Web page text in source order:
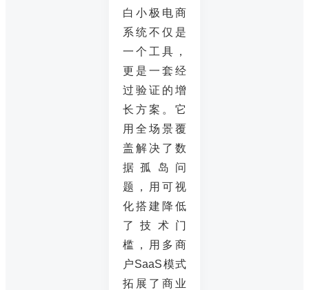
白小极电商
系统不仅是
一个工具，
更是一套经
过验证的增
长方案。它
用全场景覆
盖解决了数
据孤岛问
题，用可视
化搭建降低
了技术门
槛，用多商
户SaaS模式
拓展了商业